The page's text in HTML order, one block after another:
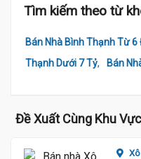
Tìm kiếm theo từ
Bán Nhà Bình Thạnh Từ 6
Thạnh Dưới 7 Tỷ, Bán
Đề Xuất Cùng Khu Vực